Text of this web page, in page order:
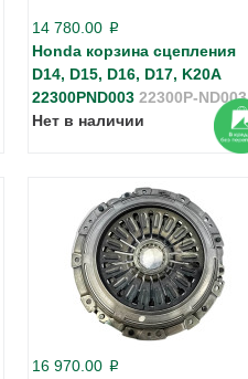
14 780.00 p
Honda корзина сцепления
D14, D15, D16, D17, K20A
22300PND003 22300P-ND003
Нет в наличии
16 970.00 p